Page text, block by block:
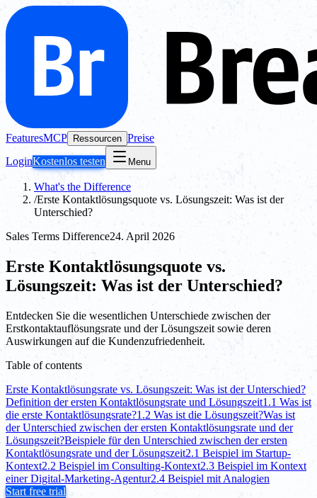
FeaturesMCP Ressourcen Preise
LoginKostenlos testen Menu
What's the Difference
/Erste Kontaktlösungsquote vs. Lösungszeit: Was ist der
Unterschied?
Sales Terms Difference24. April 2026
Erste Kontaktlösungsquote vs.
Lösungszeit: Was ist der Unterschied?
Entdecken Sie die wesentlichen Unterschiede zwischen der
Erstkontaktauflösungsrate und der Lösungszeit sowie deren
Auswirkungen auf die Kundenzufriedenheit.
Table of contents
Erste Kontaktlösungsrate vs. Lösungszeit: Was ist der Unterschied?
Definition der ersten Kontaktlösungsrate und Lösungszeit1.1 Was ist
die erste Kontaktlösungsrate?1.2 Was ist die Lösungszeit?Was ist
der Unterschied zwischen der ersten Kontaktlösungsrate und der
Lösungszeit?Beispiele für den Unterschied zwischen der ersten
Kontaktlösungsrate und der Lösungszeit2.1 Beispiel im Startup-
Kontext2.2 Beispiel im Consulting-Kontext2.3 Beispiel im Kontext
einer Digital-Marketing-Agentur2.4 Beispiel mit Analogien
Start free trial